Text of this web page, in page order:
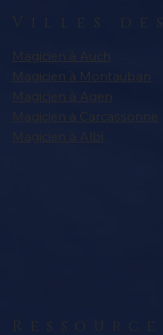
Villes
Magicien à Auch
Magicien à Montauban
Magicien à Agen
Magicien à Carcassonne